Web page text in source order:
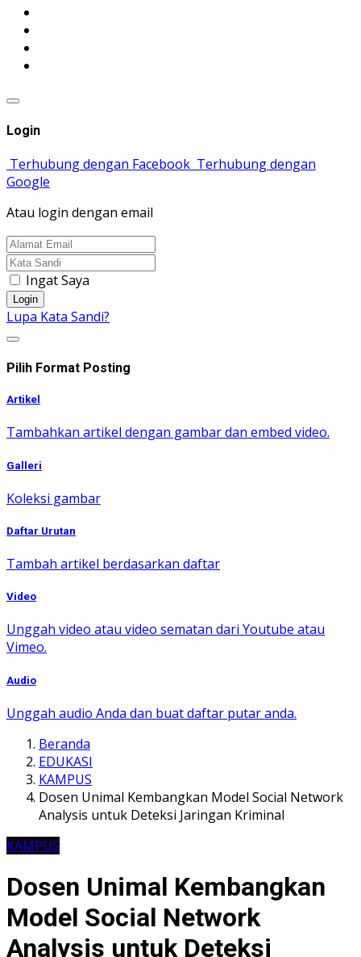
Login
Terhubung dengan Facebook Terhubung dengan
Google
Atau login dengan email
Ingat Saya
Login
Lupa Kata Sandi?
Pilih Format Posting
Artikel
Tambahkan artikel dengan gambar dan embed video.
Galleri
Koleksi gambar
Daftar Urutan
Tambah artikel berdasarkan daftar
Video
Unggah video atau video sematan dari Youtube atau
Vimeo.
Audio
Unggah audio Anda dan buat daftar putar anda.
Beranda
EDUKASI
KAMPUS
Dosen Unimal Kembangkan Model Social Network
Analysis untuk Deteksi Jaringan Kriminal
KAMPUS
Dosen Unimal Kembangkan
Model Social Network
Analysis untuk Deteksi